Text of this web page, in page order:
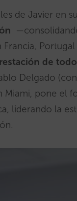
de Javier en
de
Delgado
Miami, pone el
liderando la